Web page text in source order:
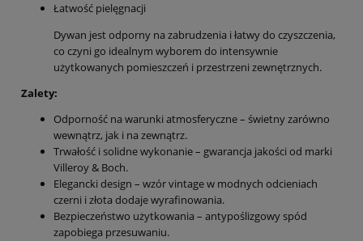
Łatwość pielęgnacji
Dywan jest odporny na zabrudzenia i łatwy do czyszczenia,
co czyni go idealnym wyborem do intensywnie
użytkowanych pomieszczeń i przestrzeni zewnętrznych.
Zalety:
Odporność na warunki atmosferyczne – świetny zarówno
wewnątrz, jak i na zewnątrz.
Trwałość i solidne wykonanie – gwarancja jakości od marki
Villeroy & Boch.
Elegancki design – wzór vintage w modnych odcieniach
czerni i złota dodaje wyrafinowania.
Bezpieczeństwo użytkowania – antypoślizgowy spód
zapobiega przesuwaniu.